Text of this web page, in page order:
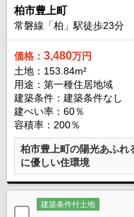
柏市豊上町
常磐線「柏」駅徒歩23分
価格： 3,480万円
土地：153.84m²
用途：第一種住居地域
建築条件： 建築条件なし
建ぺい率：60％
容積率：200％
柏市豊上町の陽光あふれ
に優しい住環境
建築条件付土地